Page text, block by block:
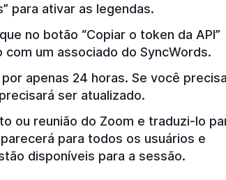
para ativar as legendas.
no botão “Copiar o token da API”
um associado do SyncWords.
apenas 24 horas. Se você
ser atualizado.
ou reunião do Zoom e traduzi-lo
para todos os usuários e
disponíveis para a sessão.